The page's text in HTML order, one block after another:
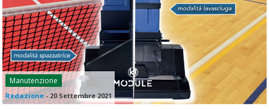
Manutenzione
Redazione-20 Settembre 2021